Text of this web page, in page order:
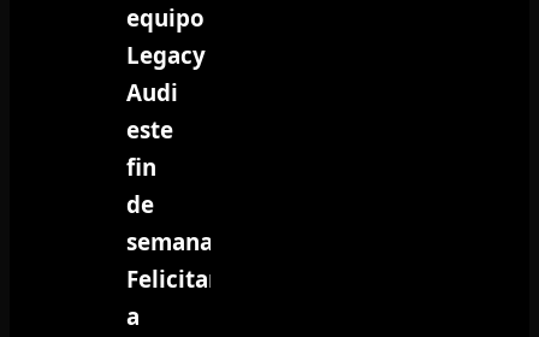
equipo
Legacy
Audi
este
fin
de
semana.
Felicitar
a